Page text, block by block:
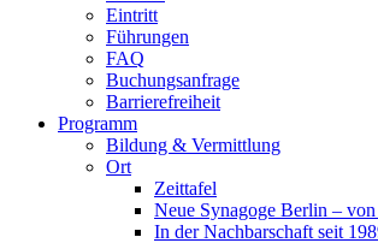
Eintritt
Führungen
FAQ
Buchungsanfrage
Barrierefreiheit
Programm
Bildung & Vermittlung
Ort
Zeittafel
Neue Synagoge Berlin –
In der Nachbarschaft seit